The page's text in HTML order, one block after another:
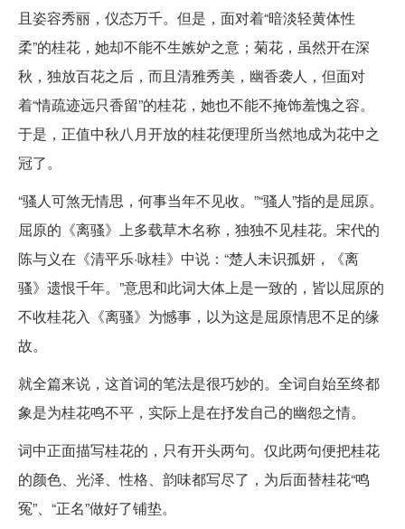
且姿容秀丽，仪态万千。但是，面对着“暗淡轻黄体性
柔”的桂花，她却不能不生嫉妒之意；菊花，虽然开在深
秋，独放百花之后，而且清雅秀美，幽香袭人，但面对
着“情疏迹远只香留”的桂花，她也不能不掩饰羞愧之容。
于是，正值中秋八月开放的桂花便理所当然地成为花中之
冠了。
“骚人可煞无情思，何事当年不见收。”“骚人”指的是屈原。
屈原的《离骚》上多载草木名称，独独不见桂花。宋代的
陈与义在《清平乐·咏桂》中说：“楚人未识孤妍，《离
骚》遗恨千年。”意思和此词大体上是一致的，皆以屈原的
不收桂花入《离骚》为憾事，以为这是屈原情思不足的缘
故。
就全篇来说，这首词的笔法是很巧妙的。全词自始至终都
象是为桂花鸣不平，实际上是在抒发自己的幽怨之情。
词中正面描写桂花的，只有开头两句。仅此两句便把桂花
的颜色、光泽、性格、韵味都写尽了，为后面替桂花“鸣
冤”、“正名”做好了铺垫。